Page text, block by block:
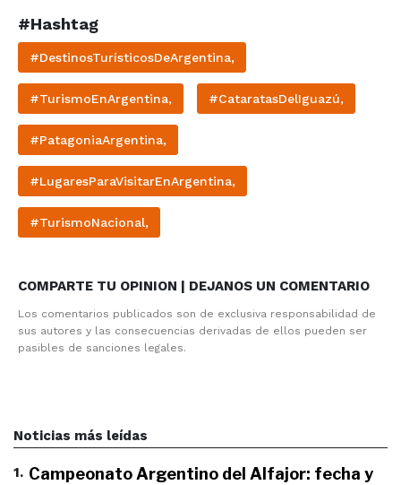
#Hashtag
#DestinosTurísticosDeArgentina,
#TurismoEnArgentina, #CataratasDelIguazú,
#PatagoniaArgentina,
#LugaresParaVisitarEnArgentina,
#TurismoNacional,
COMPARTE TU OPINION | DEJANOS UN COMENTARIO
Los comentarios publicados son de exclusiva responsabilidad de
sus autores y las consecuencias derivadas de ellos pueden ser
pasibles de sanciones legales.
Noticias más leídas
1. Campeonato Argentino del Alfajor: fecha y